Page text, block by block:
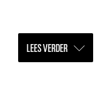
LEES VERDER